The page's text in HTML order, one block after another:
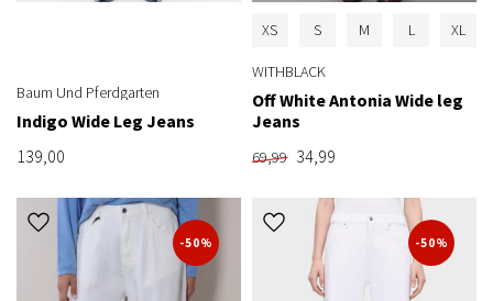
Baum Und Pferdgarten
Indigo Wide Leg Jeans
139,00
XS S M L XL
WITHBLACK
Off White Antonia Wide leg
Jeans
69,99 34,99
-50% -50%